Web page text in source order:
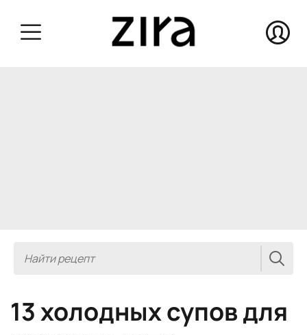
13 холодных супов для